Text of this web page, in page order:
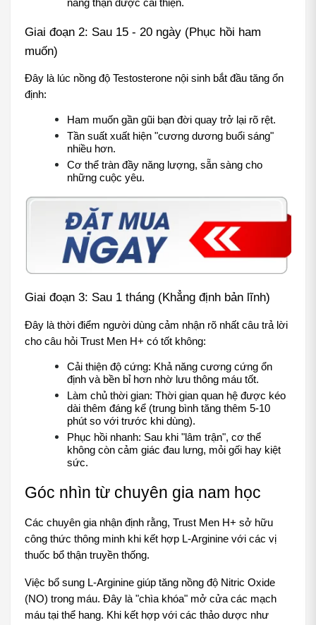
năng thận được cải thiện.
Giai đoạn 2: Sau 15 - 20 ngày (Phục hồi ham
muốn)
Đây là lúc nồng độ Testosterone nội sinh bắt đầu tăng ổn
định:
Ham muốn gần gũi bạn đời quay trở lại rõ rệt.
Tần suất xuất hiện "cương dương buổi sáng"
nhiều hơn.
Cơ thể tràn đầy năng lượng, sẵn sàng cho
những cuộc yêu.
Giai đoạn 3: Sau 1 tháng (Khẳng định bản lĩnh)
Đây là thời điểm người dùng cảm nhận rõ nhất câu trả lời
cho câu hỏi Trust Men H+ có tốt không:
Cải thiện độ cứng: Khả năng cương cứng ổn
định và bền bỉ hơn nhờ lưu thông máu tốt.
Làm chủ thời gian: Thời gian quan hệ được kéo
dài thêm đáng kể (trung bình tăng thêm 5-10
phút so với trước khi dùng).
Phục hồi nhanh: Sau khi "lâm trận", cơ thể
không còn cảm giác đau lưng, mỏi gối hay kiệt
sức.
Góc nhìn từ chuyên gia nam học
Các chuyên gia nhận định rằng, Trust Men H+ sở hữu
công thức thông minh khi kết hợp L-Arginine với các vị
thuốc bổ thận truyền thống.
Việc bổ sung L-Arginine giúp tăng nồng độ Nitric Oxide
(NO) trong máu. Đây là "chìa khóa" mở cửa các mạch
máu tại thể hang. Khi kết hợp với các thảo dược như